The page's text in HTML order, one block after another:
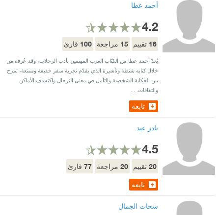
أحمد عطا
4.2
16 تقييم 15 مراجعة 100 قارئ
يُعدّ أحمد عطا من الكتّاب العرب المهتمين بأدب الرحلات، وقد عُرف من
خلال كتابه شنطة وتأشيرة الذي يقدّم تجربة سفر خفيفة وممتعة، تمزج
بين الحكاية الشخصية والتأمل في معنى الترحال واكتشاف الأماكن
والثقافات. ...
تابعه
نادر عيد
4.5
20تقييم 20مراجعة 77قارئ
تابعه
شحات الجمال